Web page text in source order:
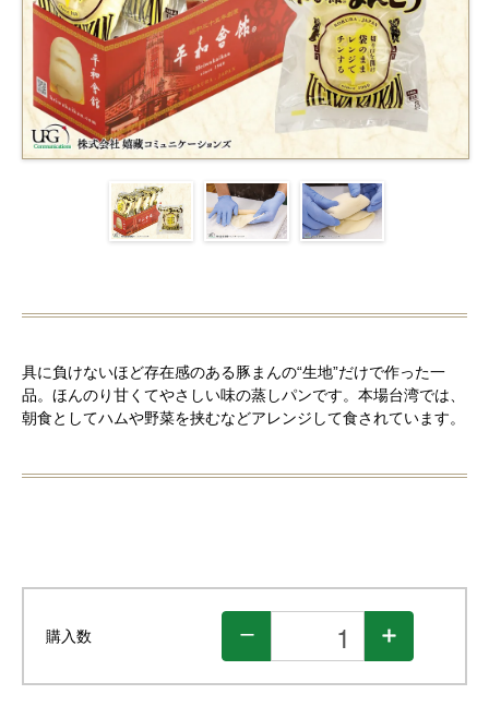
具に負けないほど存在感のある豚まんの“生地”だけで作った一
品。ほんのり甘くてやさしい味の蒸しパンです。本場台湾では、
朝食としてハムや野菜を挟むなどアレンジして食されています。
購入数